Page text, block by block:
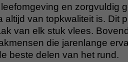
en zorgvuldig
van topkwaliteit is. Dit
van elk stuk vlees.
die jarenlange
beste delen van het rund.